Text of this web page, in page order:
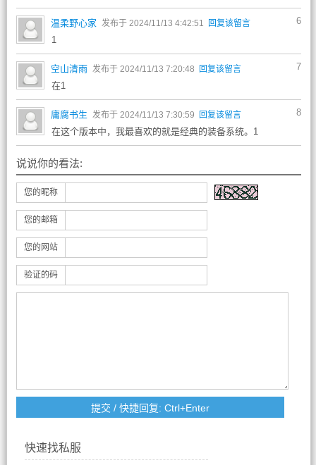
6
温柔野心家 发布于 2024/11/13 4:42:51 回复该留言
1
7
空山清雨 发布于 2024/11/13 7:20:48 回复该留言
在1
8
庸腐书生 发布于 2024/11/13 7:30:59 回复该留言
在这个版本中，我最喜欢的就是经典的装备系统。1
说说你的看法:
您的昵称
您的邮箱
您的网站
验证的码
快速找私服